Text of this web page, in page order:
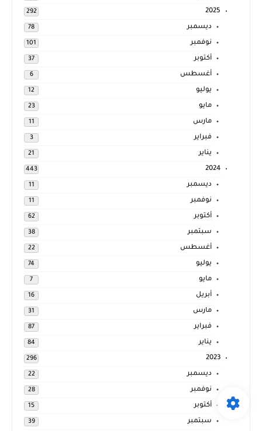
2025
292
ديسمبر 78
نوفمبر 101
أكتوبر 37
أغسطس 6
يوليو 12
مايو 23
مارس 11
فبراير 3
يناير 21
2024
443
ديسمبر 11
نوفمبر 11
أكتوبر 62
سبتمبر 38
أغسطس 22
يوليو 74
مايو 7
أبريل 16
مارس 31
فبراير 87
يناير 84
2023
296
ديسمبر 22
نوفمبر 28
أكتوبر 15
سبتمبر 39